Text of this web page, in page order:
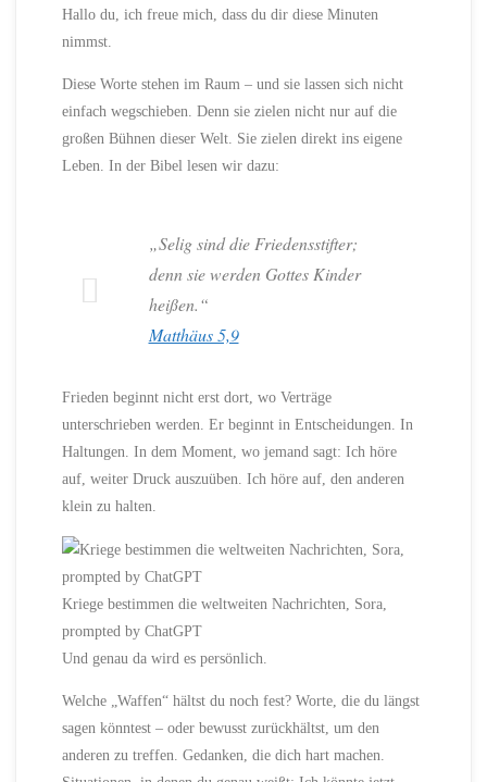
Hallo du, ich freue mich, dass du dir diese Minuten
nimmst.
Diese Worte stehen im Raum – und sie lassen sich nicht
einfach wegschieben. Denn sie zielen nicht nur auf die
großen Bühnen dieser Welt. Sie zielen direkt ins eigene
Leben. In der Bibel lesen wir dazu:
„Selig sind die Friedensstifter;
denn sie werden Gottes Kinder
heißen.“
Matthäus 5,9
Frieden beginnt nicht erst dort, wo Verträge
unterschrieben werden. Er beginnt in Entscheidungen. In
Haltungen. In dem Moment, wo jemand sagt: Ich höre
auf, weiter Druck auszuüben. Ich höre auf, den anderen
klein zu halten.
Kriege bestimmen die weltweiten Nachrichten, Sora,
prompted by ChatGPT
Und genau da wird es persönlich.
Welche „Waffen“ hältst du noch fest? Worte, die du längst
sagen könntest – oder bewusst zurückhältst, um den
anderen zu treffen. Gedanken, die dich hart machen.